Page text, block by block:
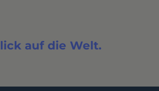
auf die Welt.